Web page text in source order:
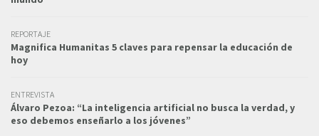
REPORTAJE
Magnifica Humanitas 5 claves para repensar la educación de
hoy
ENTREVISTA
Álvaro Pezoa: “La inteligencia artificial no busca la verdad, y
eso debemos enseñarlo a los jóvenes”